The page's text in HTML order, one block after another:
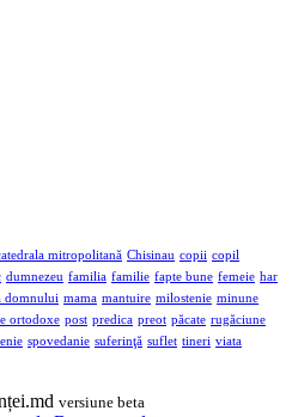
mitropolitană Chisinau copii copil
dumnezeu familia familie fapte bune femeie har
domnului mama mantuire milostenie minune
ortodoxe post predica preot păcate rugăciune
spovedanie suferinţă suflet tineri viata
versiune beta